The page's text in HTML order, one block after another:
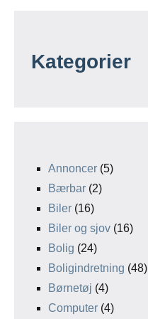
Kategorier
Annoncer (5)
Bærbar (2)
Biler (16)
Biler og sjov (16)
Bolig (24)
Boligindretning (48)
Børnetøj (4)
Computer (4)